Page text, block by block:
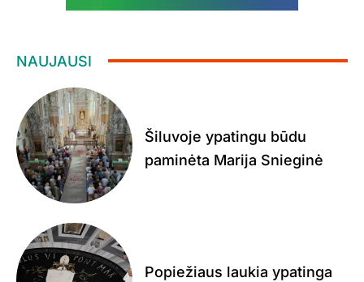
NAUJAUSI
Šiluvoje ypatingu būdu
paminėta Marija Snieginė
Popiežiaus laukia ypatinga